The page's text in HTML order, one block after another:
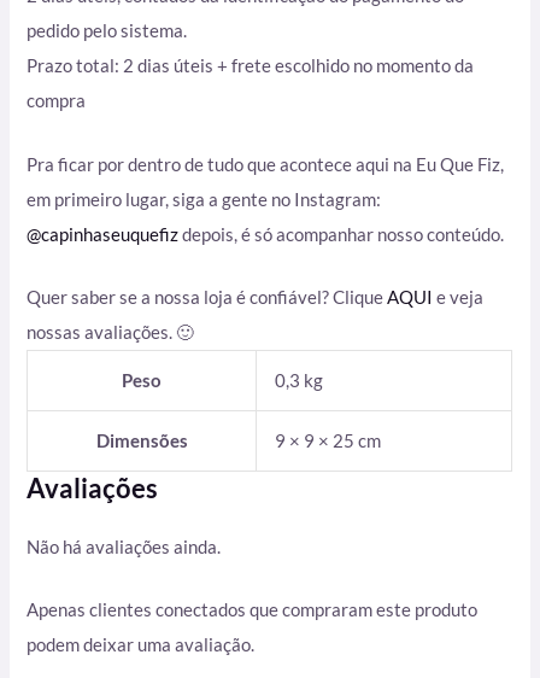
pedido pelo sistema.
Prazo total: 2 dias úteis + frete escolhido no momento da
compra
Pra ficar por dentro de tudo que acontece aqui na Eu Que Fiz,
em primeiro lugar, siga a gente no Instagram:
@capinhaseuquefizdepois, é só acompanhar nosso conteúdo.
Quer saber se a nossa loja é confiável? CliqueAQUI e veja
nossas avaliações. 🙂
Peso 0,3 kg
Dimensões 9 × 9 × 25 cm
Avaliações
Não há avaliações ainda.
Apenas clientes conectados que compraram este produto
podem deixar uma avaliação.